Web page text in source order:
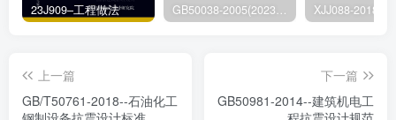
23J909–工程做法 GB50038-2005(2023版)–人民防空地下室设计规范
上一篇
GB/T50761-2018--石油化工
下一篇
GB50981-2014--建筑机电工